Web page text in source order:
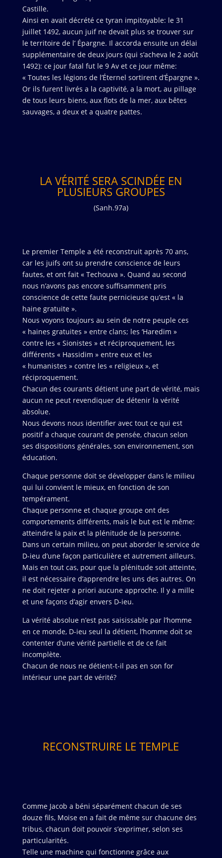
Castille.
Ainsi en avait décrété ce tyran impitoyable: le 31
juillet 1492, aucun juif ne devait plus se trouver sur
le territoire de l’ Épargne. Il accorda ensuite un délai
supplémentaire de deux jours (qui s’acheva le 2 août
1492): ce jour fatal fut le 9 Av et ce jour même:
« Toutes les légions de l’Éternel sortirent d’Épargne ».
Or ils furent livrés a la captivité, a la mort, au pillage
de tous leurs biens, aux flots de la mer, aux bêtes
sauvages, a deux et a quatre pattes.
LA VÉRITÉ SERA SCINDÉE EN
PLUSIEURS GROUPES
(Sanh.97a)
Le premier Temple a été reconstruit après 70 ans,
car les juifs ont su prendre conscience de leurs
fautes, et ont fait « Techouva ». Quand au second
nous n’avons pas encore suffisamment pris
conscience de cette faute pernicieuse qu’est « la
haine gratuite ».
Nous voyons toujours au sein de notre peuple ces
« haines gratuites » entre clans; les ‘Haredim »
contre les « Sionistes » et réciproquement, les
différents « Hassidim » entre eux et les
« humanistes » contre les « religieux », et
réciproquement.
Chacun des courants détient une part de vérité, mais
aucun ne peut revendiquer de détenir la vérité
absolue.
Nous devons nous identifier avec tout ce qui est
positif a chaque courant de pensée, chacun selon
ses dispositions générales, son environnement, son
éducation.
Chaque personne doit se développer dans le milieu
qui lui convient le mieux, en fonction de son
tempérament.
Chaque personne et chaque groupe ont des
comportements différents, mais le but est le même:
atteindre la paix et la plénitude de la personne.
Dans un certain milieu, on peut aborder le service de
D-ieu d’une façon particulière et autrement ailleurs.
Mais en tout cas, pour que la plénitude soit atteinte,
il est nécessaire d’apprendre les uns des autres. On
ne doit rejeter a priori aucune approche. Il y a mille
et une façons d’agir envers D-ieu.
La vérité absolue n’est pas saisissable par l’homme
en ce monde, D-ieu seul la détient, l’homme doit se
contenter d’une vérité partielle et de ce fait
incomplète.
Chacun de nous ne détient-t-il pas en son for
intérieur une part de vérité?
RECONSTRUIRE LE TEMPLE
Comme Jacob a béni séparément chacun de ses
douze fils, Moise en a fait de même sur chacune des
tribus, chacun doit pouvoir s’exprimer, selon ses
particularités.
Telle une machine qui fonctionne grâce aux